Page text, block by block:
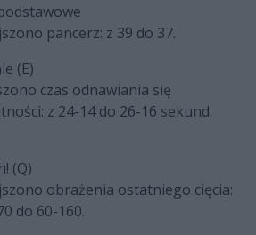
pancerz: z 39 do 37.
(E)
czas odnawiania się
z 24-14 do 26-16 sekund.
(Q)
obrażenia ostatniego cięcia:
do 60-160.